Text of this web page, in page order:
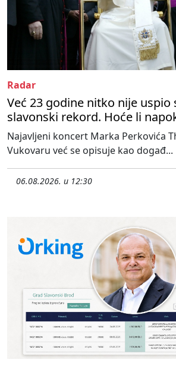
Radar
Već 23 godine nitko nije uspio
slavonski rekord. Hoće li
Najavljeni koncert Marka Perkovića
Vukovaru već se opisuje kao događ...
06.08.2026. u 12:30